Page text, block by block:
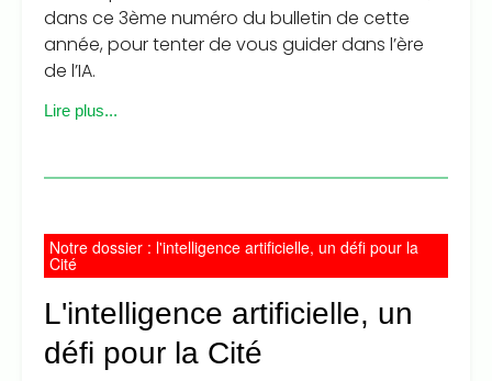
dans ce 3ème numéro du bulletin de cette
année, pour tenter de vous guider dans l’ère
de l’IA.
Lire plus...
Notre dossier : l'intelligence artificielle, un défi pour la
Cité
L'intelligence artificielle, un
défi pour la Cité